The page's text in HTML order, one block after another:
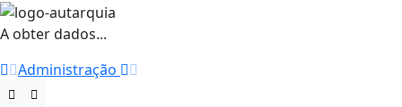
A obter dados...
Administração